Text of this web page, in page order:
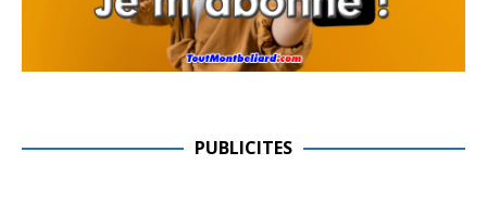
PUBLICITES